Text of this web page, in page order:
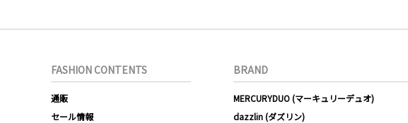
FASHION CONTENTS
通販
セール情報
BRAND
MERCURYDUO (マーキュリーデュオ)
dazzlin (ダズリン)